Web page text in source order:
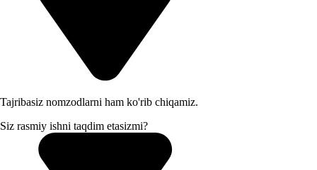
Tajribasiz nomzodlarni ham ko'rib chiqamiz.
Siz rasmiy ishni taqdim etasizmi?